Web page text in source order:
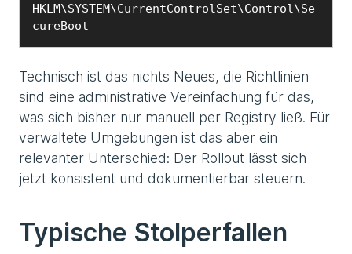
HKLM\SYSTEM\CurrentControlSet\Control\Se
cureBoot
Technisch ist das nichts Neues, die Richtlinien
sind eine administrative Vereinfachung für das,
was sich bisher nur manuell per Registry ließ. Für
verwaltete Umgebungen ist das aber ein
relevanter Unterschied: Der Rollout lässt sich
jetzt konsistent und dokumentierbar steuern.
Typische Stolperfallen